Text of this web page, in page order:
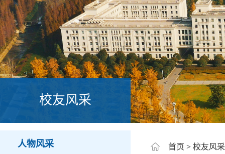
校友风采
人物风采 首页 > 校友风采